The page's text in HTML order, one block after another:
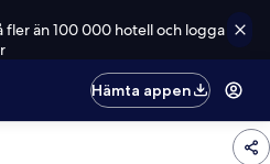
fler än 100 000 hotell och logga
Hämta appen